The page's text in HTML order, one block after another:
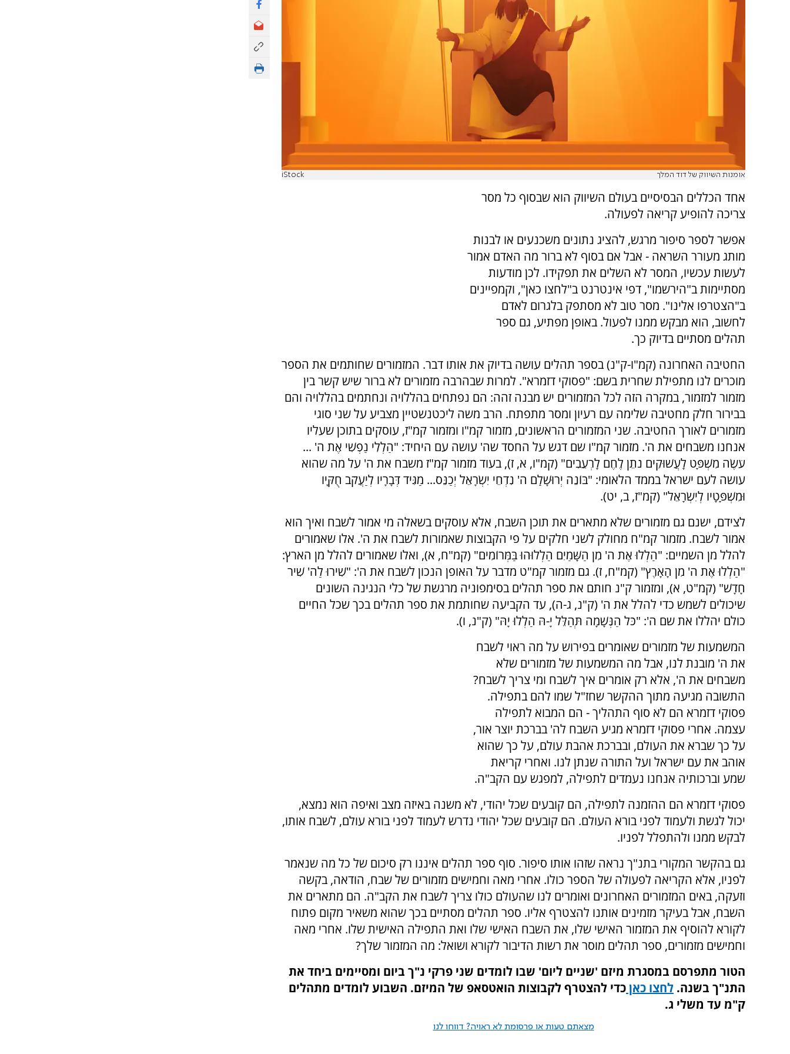
אומנות השיווק של דוד המלך iStock
אחד הכללים הבסיסיים בעולם השיווק הוא שבסוף כל מסר
צריכה להופיע קריאה לפעולה.
אפשר לספר סיפור מרגש, להציג נתונים משכנעים או לבנות
מותג מעורר השראה - אבל אם בסוף לא ברור מה האדם אמור
לעשות עכשיו, המסר לא השלים את תפקידו. לכן מודעות
מסתיימות ב"הירשמו", דפי אינטרנט ב"לחצו כאן", וקמפיינים
ב"הצטרפו אלינו". מסר טוב לא מסתפק בלגרום לאדם
לחשוב, הוא מבקש ממנו לפעול. באופן מפתיע, גם ספר
תהלים מסתיים בדיוק כך.
החטיבה האחרונה (קמ"ו-ק"נ) בספר תהלים עושה בדיוק את אותו דבר. המזמורים שחותמים את הספר
מוכרים לנו מתפילת שחרית בשם: "פסוקי דזמרא". למרות שבהרבה מזמורים לא ברור שיש קשר בין
מזמור למזמור, במקרה הזה לכל המזמורים יש מבנה זהה: הם נפתחים בהללויה ונחתמים בהללויה והם
בבירור חלק מחטיבה שלימה עם רעיון ומסר מתפתח. הרב משה ליכטנשטיין מצביע על שני סוגי
מזמורים לאורך החטיבה. שני המזמורים הראשונים, מזמור קמ"ו ומזמור קמ"ז, עוסקים בתוכן שעליו
אנחנו משבחים את ה'. מזמור קמ"ו שם דגש על החסד שה' עושה עם היחיד: "הַלְלִי נַפְשִׁי אֶת ה' ...
עֹשֶׂה מִשְׁפָּט לָעֲשׁוּקִים נֹתֵן לֶחֶם לָרְעֵבִים" (קמ"ו, א, ז), בעוד מזמור קמ"ז משבח את ה' על מה שהוא
עושה לעם ישראל בממד הלאומי: "בּוֹנֵה יְרוּשָׁלִַם ה' נִדְחֵי יִשְׂרָאֵל יְכַנֵּס... מַגִּיד דְּבָרָיו לְיַעֲקֹב חֻקָּיו
וּמִשְׁפָּטָיו לְיִשְׂרָאֵל" (קמ"ז, ב, יט).
לצידם, ישנם גם מזמורים שלא מתארים את תוכן השבח, אלא עוסקים בשאלה מי אמור לשבח ואיך הוא
אמור לשבח. מזמור קמ"ח מחולק לשני חלקים על פי הקבוצות שאמורות לשבח את ה'. אלו שאמורים
להלל מן השמיים: "הַלְלוּ אֶת ה' מִן הַשָּׁמַיִם הַלְלוּהוּ בַּמְּרוֹמִים" (קמ"ח, א), ואלו שאמורים להלל מן הארץ:
"הַלְלוּ אֶת ה' מִן הָאָרֶץ" (קמ"ח, ז). גם מזמור קמ"ט מדבר על האופן הנכון לשבח את ה': "שִׁירוּ לַה' שִׁיר
חָדָשׁ" (קמ"ט, א), ומזמור ק"נ חותם את ספר תהלים בסימפוניה מרגשת של כלי הנגינה השונים
שיכולים לשמש כדי להלל את ה' (ק"נ, ג-ה), עד הקביעה שחותמת את ספר תהלים בכך שכל החיים
כולם יהללו את שם ה': "כֹּל הַנְּשָׁמָה תְּהַלֵּל יָ-הּ הַלְלוּ יָהּ" (ק"נ, ו).
המשמעות של מזמורים שאומרים בפירוש על מה ראוי לשבח
את ה' מובנת לנו, אבל מה המשמעות של מזמורים שלא
משבחים את ה', אלא רק אומרים איך לשבח ומי צריך לשבח?
התשובה מגיעה מתוך ההקשר שחז"ל שמו להם בתפילה.
פסוקי דזמרא הם לא סוף התהליך - הם המבוא לתפילה
עצמה. אחרי פסוקי דזמרא מגיע השבח לה' בברכת יוצר אור,
על כך שברא את העולם, ובברכת אהבת עולם, על כך שהוא
אוהב את עם ישראל ועל התורה שנתן לנו. ואחרי קריאת
שמע וברכותיה אנחנו נעמדים לתפילה, למפגש עם הקב"ה.
פסוקי דזמרא הם ההזמנה לתפילה, הם קובעים שכל יהודי, לא משנה באיזה מצב ואיפה הוא נמצא,
יכול לגשת ולעמוד לפני בורא העולם. הם קובעים שכל יהודי נדרש לעמוד לפני בורא עולם, לשבח אותו,
לבקש ממנו ולהתפלל לפניו.
גם בהקשר המקורי בתנ"ך נראה שזהו אותו סיפור. סוף ספר תהלים איננו רק סיכום של כל מה שנאמר
לפניו, אלא הקריאה לפעולה של הספר כולו. אחרי מאה וחמישים מזמורים של שבח, הודאה, בקשה
וזעקה, באים המזמורים האחרונים ואומרים לנו שהעולם כולו צריך לשבח את הקב"ה. הם מתארים את
השבח, אבל בעיקר מזמינים אותנו להצטרף אליו. ספר תהלים מסתיים בכך שהוא משאיר מקום פתוח
לקורא להוסיף את המזמור האישי שלו, את השבח האישי שלו ואת התפילה האישית שלו. אחרי מאה
וחמישים מזמורים, ספר תהלים מוסר את רשות הדיבור לקורא ושואל: מה המזמור שלך?
הטור מתפרסם במסגרת מיזם 'שניים ליום' שבו לומדים שני פרקי נ"ך ביום ומסיימים ביחד את
התנ"ך בשנה. לחצו כאןכדי להצטרף לקבוצות הואטסאפ של המיזם. השבוע לומדים מתהלים
ק"מ עד משלי ג.
מצאתם טעות או פרסומת לא ראויה? דווחו לנו